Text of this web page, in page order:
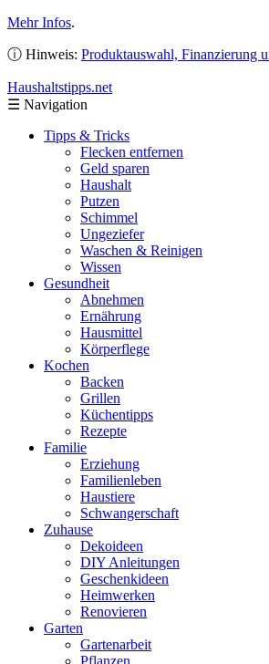
Mehr Infos.
ⓘ Hinweis: Produktauswahl, Finanzierung
Haushaltstipps.net
☰ Navigation
Tipps & Tricks
Flecken entfernen
Geld sparen
Haushalt
Putzen
Schimmel
Ungeziefer
Waschen & Reinigen
Wissen
Gesundheit
Abnehmen
Ernährung
Hausmittel
Körperflege
Kochen
Backen
Grillen
Küchentipps
Rezepte
Familie
Erziehung
Familienleben
Haustiere
Schwangerschaft
Zuhause
Dekoideen
DIY Anleitungen
Geschenkideen
Heimwerken
Renovieren
Garten
Gartenarbeit
Pflanzen